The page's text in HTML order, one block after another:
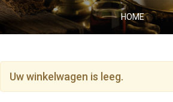
HOME
Uw winkelwagen is leeg.